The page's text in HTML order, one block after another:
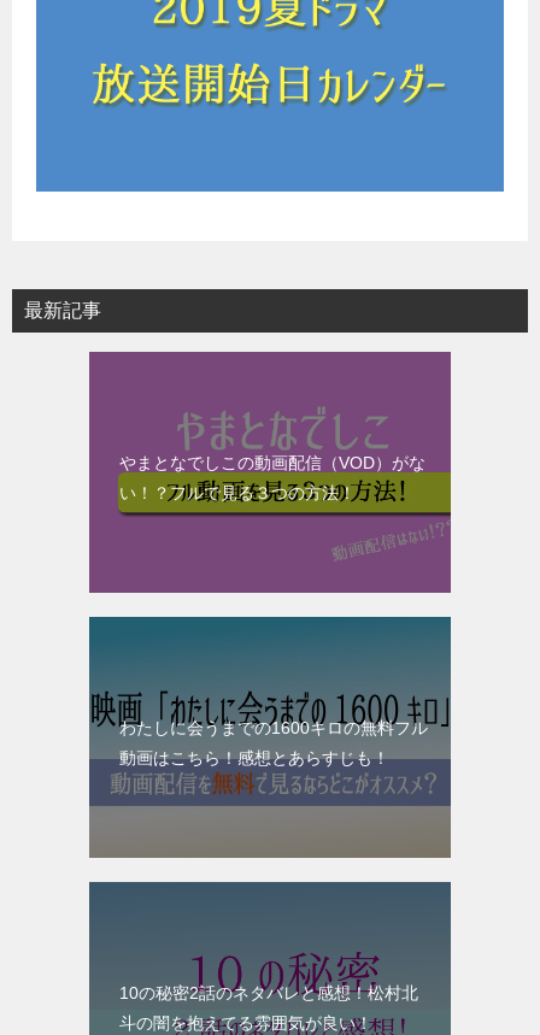
最新記事
やまとなでしこの動画配信（VOD）がな
い！？フルで見る３つの方法！
わたしに会うまでの1600キロの無料フル
動画はこちら！感想とあらすじも！
10の秘密2話のネタバレと感想！松村北
斗の闇を抱えてる雰囲気が良い！